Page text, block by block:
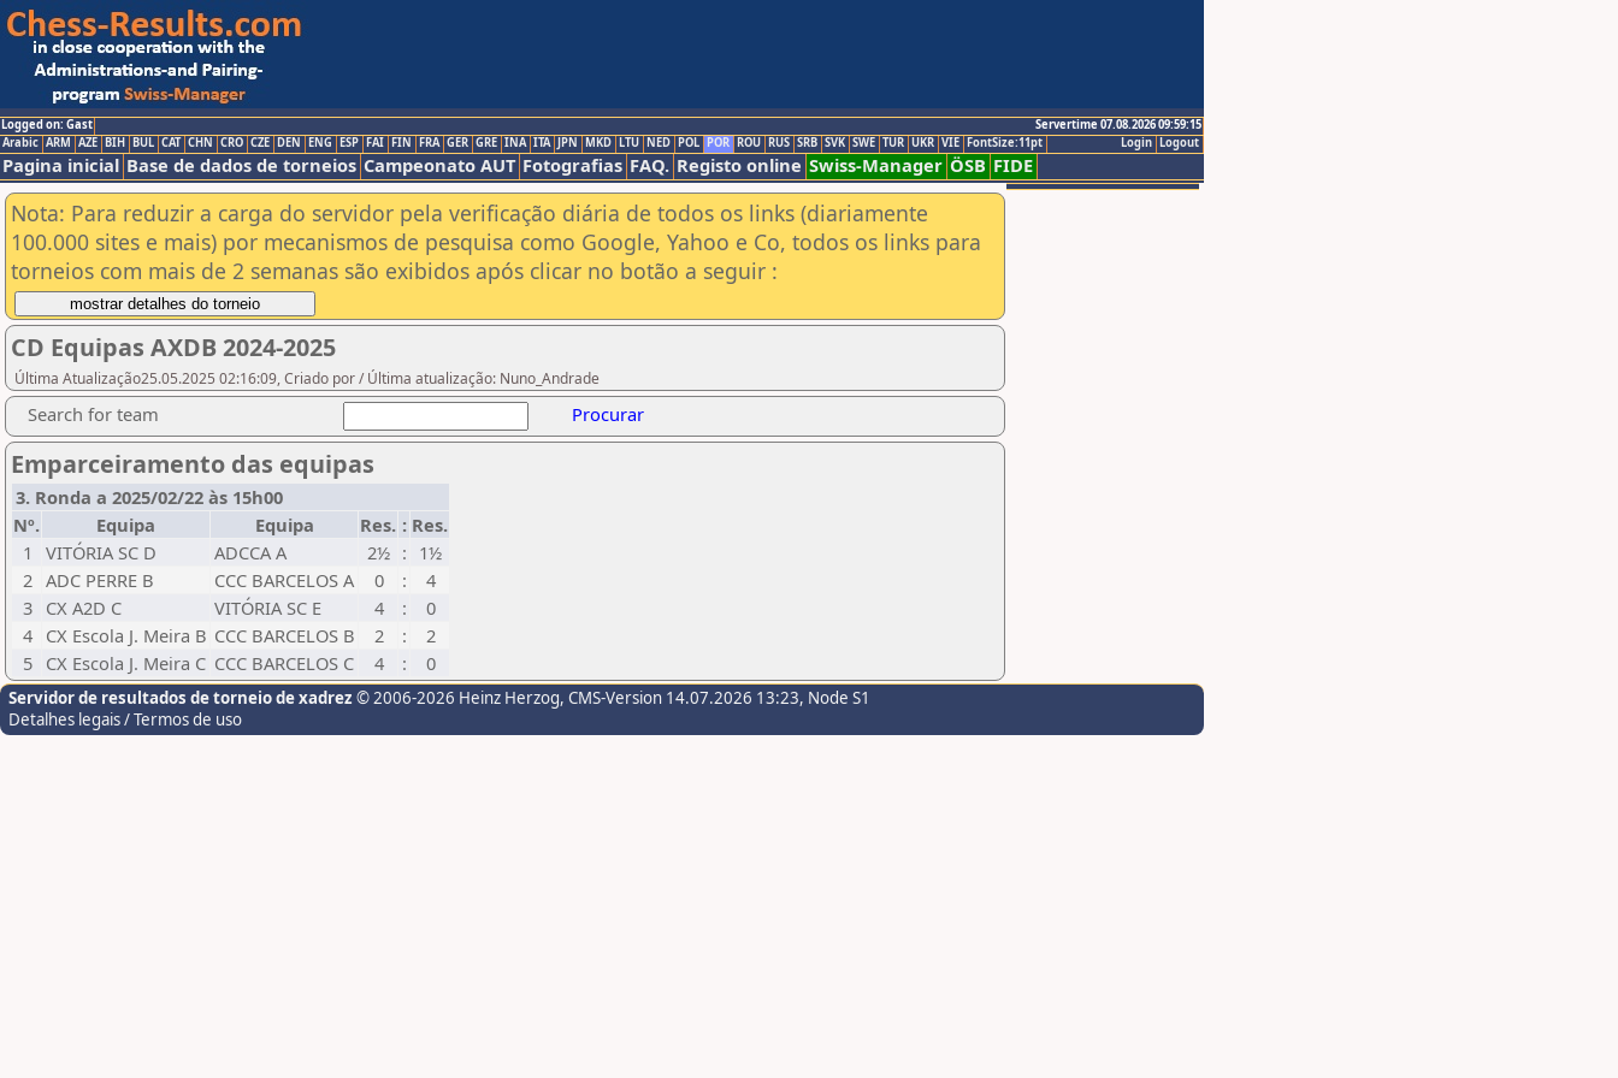
Logged on: Gast
Servertime 07.08.2026 09:59:15
Logout
Login
Arabic ARM AZE BIH BUL CAT CHN CRO CZE DEN ENG ESP FAI FIN FRA GER GRE INA ITA JPN MKD LTU NED POL POR ROU RUS SRB SVK SWE TUR UKR VIE FontSize:11pt
Pagina inicial Base de dados de torneios Campeonato AUT Fotografias FAQ. Registo online Swiss-Manager ÖSB FIDE
Nota: Para reduzir a carga do servidor pela verificação diária de todos os links (diariamente
100.000 sites e mais) por mecanismos de pesquisa como Google, Yahoo e Co, todos os links para
torneios com mais de 2 semanas são exibidos após clicar no botão a seguir :
CD Equipas AXDB 2024-2025
Última Atualização25.05.2025 02:16:09, Criado por / Última atualização: Nuno_Andrade
Search for team Procurar
Emparceiramento das equipas
3. Ronda a 2025/02/22 às 15h00
Nº.
Equipa Equipa Res. : Res.
1
VITÓRIA SC D ADCCA A 2½ : 1½
2 ADC PERRE B CCC BARCELOS A 0 :
4
3
CX A2D C VITÓRIA SC E 4 :
0
4
CX Escola J. Meira B CCC BARCELOS B 2 :
2
5
CX Escola J. Meira C CCC BARCELOS C 4 : 0
Servidor de resultados de torneio de xadrez © 2006-2026 Heinz Herzog, CMS-Version 14.07.2026 13:23, Node S1
Detalhes legais / Termos de uso